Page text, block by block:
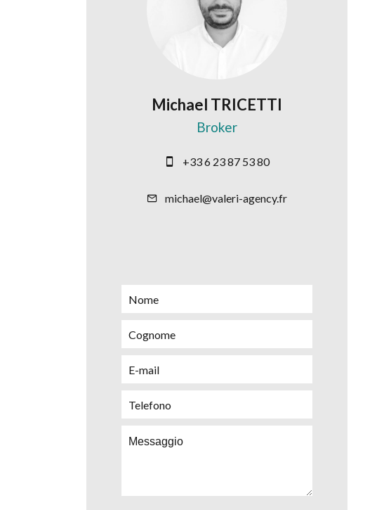
Michael TRICETTI
Broker
+33 6 23 87 53 80
michael@valeri-agency.fr